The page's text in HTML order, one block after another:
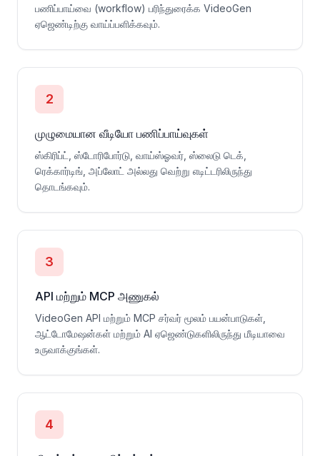
பணிப்பாய்வை (workflow) பரிந்துரைக்க VideoGen
ஏஜெண்டிற்கு வாய்ப்பளிக்கவும்.
2
முழுமையான வீடியோ பணிப்பாய்வுகள்
ஸ்கிரிப்ட், ஸ்டோரிபோர்டு, வாய்ஸ்ஓவர், ஸ்லைடு டெக்,
ரெக்கார்டிங், அப்லோட் அல்லது வெற்று எடிட்டரிலிருந்து
தொடங்கவும்.
3
API மற்றும் MCP அணுகல்
VideoGen API மற்றும் MCP சர்வர் மூலம் பயன்பாடுகள்,
ஆட்டோமேஷன்கள் மற்றும் AI ஏஜெண்டுகளிலிருந்து மீடியாவை
உருவாக்குங்கள்.
4